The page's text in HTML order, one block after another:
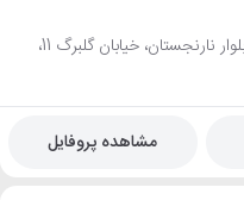
تهران، ری، شهرک صنعتی شمس آباد، بلوار نارنجستان، خیابان گلبرگ 11،
مشاهده پروفایل